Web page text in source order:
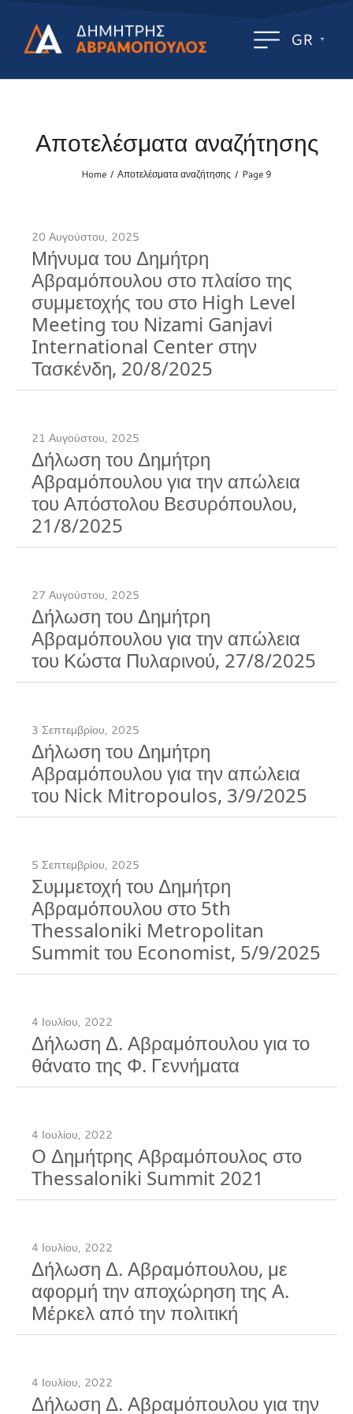
GR
Αποτελέσματα αναζήτησης
Home / Αποτελέσματα αναζήτησης / Page 9
20 Αυγούστου, 2025
Μήνυμα του Δημήτρη
Αβραμόπουλου στο πλαίσο της
συμμετοχής του στο High Level
Meeting του Nizami Ganjavi
International Center στην
Τασκένδη, 20/8/2025
21 Αυγούστου, 2025
Δήλωση του Δημήτρη
Αβραμόπουλου για την απώλεια
του Απόστολου Βεσυρόπουλου,
21/8/2025
27 Αυγούστου, 2025
Δήλωση του Δημήτρη
Αβραμόπουλου για την απώλεια
του Κώστα Πυλαρινού, 27/8/2025
3 Σεπτεμβρίου, 2025
Δήλωση του Δημήτρη
Αβραμόπουλου για την απώλεια
του Nick Mitropoulos, 3/9/2025
5 Σεπτεμβρίου, 2025
Συμμετοχή του Δημήτρη
Αβραμόπουλου στο 5th
Thessaloniki Metropolitan
Summit του Economist, 5/9/2025
4 Ιουλίου, 2022
Δήλωση Δ. Αβραμόπουλου για το
θάνατο της Φ. Γεννήματα
4 Ιουλίου, 2022
O Δημήτρης Αβραμόπουλος στο
Thessaloniki Summit 2021
4 Ιουλίου, 2022
Δήλωση Δ. Αβραμόπουλου, με
αφορμή την αποχώρηση της Α.
Μέρκελ από την πολιτική
4 Ιουλίου, 2022
Δήλωση Δ. Αβραμόπουλου για την